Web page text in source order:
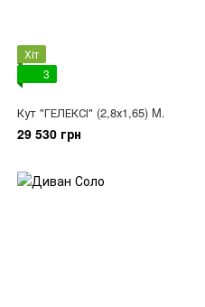
Хіт
3
Кут "ГЕЛЕКСІ" (2,8х1,65) M.
29 530 грн